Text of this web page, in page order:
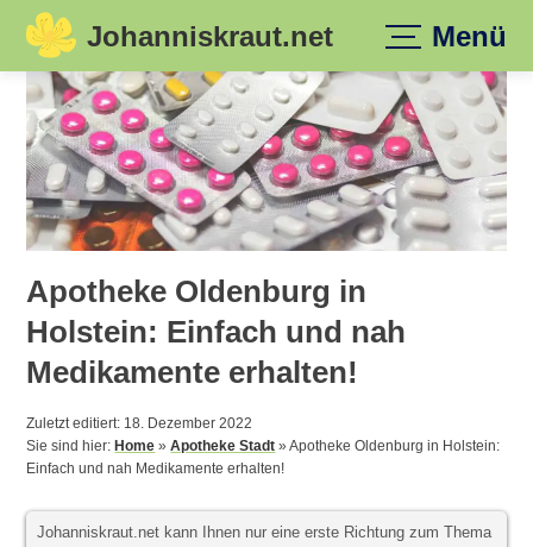
Skip
content
Johanniskraut.net Menü
Apotheke Oldenburg in
Holstein: Einfach und nah
Medikamente erhalten!
Zuletzt editiert: 18. Dezember 2022
Sie sind hier:Home »Apotheke Stadt »Apotheke Oldenburg in Holstein:
Einfach und nah Medikamente erhalten!
Johanniskraut.net kann Ihnen nur eine erste Richtung zum Thema